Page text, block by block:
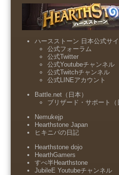
ハースストーン 日本公式サイ
公式フォーラム
公式Twitter
公式Youtubeチャンネル
公式Twitchチャンネル
公式LINEアカウント
Battle.net（日本）
ブリザード・サポート（
Nemukejp
Hearthstone Japan
ヒキニパの日記
Hearthstone dojo
HearthGamers
すべ半Hearthstone
JubileE Youtubeチャンネル